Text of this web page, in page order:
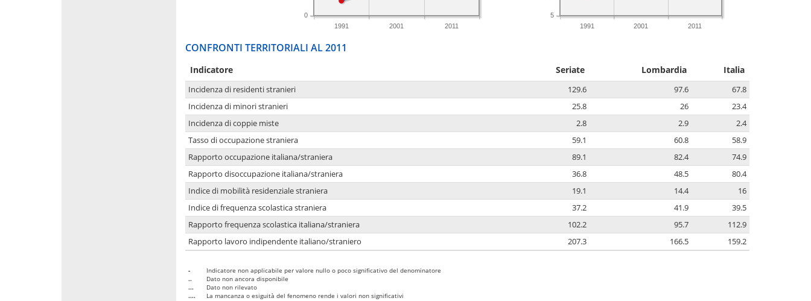
1991 2001 2011
0
1991 2001 2011
5
CONFRONTI TERRITORIALI AL 2011
Indicatore Seriate Lombardia Italia
Incidenza di residenti stranieri 129.6 97.6
67.8
Incidenza di minori stranieri
25.8 26
23.4
Incidenza di coppie miste
2.8 2.9
2.4
Tasso di occupazione straniera
59.1 60.8
58.9
Rapporto occupazione italiana/straniera
89.1 82.4
74.9
Rapporto disoccupazione italiana/straniera
36.8 48.5
80.4
Indice di mobilità residenziale straniera
19.1 14.4
16
Indice di frequenza scolastica straniera
37.2 41.9
39.5
Rapporto frequenza scolastica italiana/straniera
102.2 95.7
112.9
Rapporto lavoro indipendente italiano/straniero
207.3 166.5 159.2
-
Indicatore non applicabile per valore nullo o poco significativo del denominatore
..
Dato non ancora disponibile
...
Dato non rilevato
....
La mancanza o esiguità del fenomeno rende i valori non significativi